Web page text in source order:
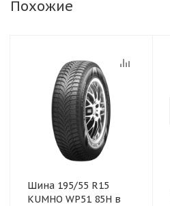
Похожие
Шина 195/55 R15
KUMHO WP51 85H в